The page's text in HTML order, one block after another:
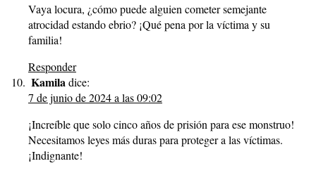
Vaya locura, ¿cómo puede alguien cometer semejante
atrocidad estando ebrio? ¡Qué pena por la víctima y su
familia!
Responder
Kamiladice:
7 de junio de 2024 a las 09:02
¡Increíble que solo cinco años de prisión para ese monstruo!
Necesitamos leyes más duras para proteger a las víctimas.
¡Indignante!